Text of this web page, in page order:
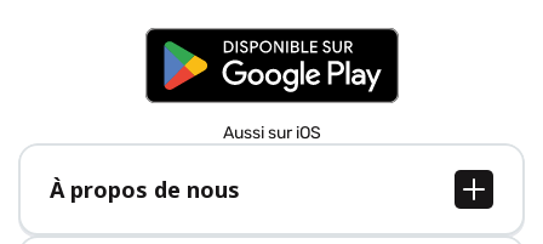
Aussi sur iOS
À propos de nous